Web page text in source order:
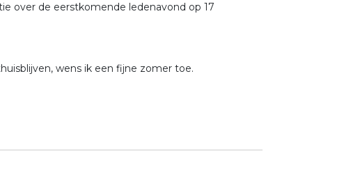
over de eerstkomende ledenavond op 17
wens ik een fijne zomer toe.